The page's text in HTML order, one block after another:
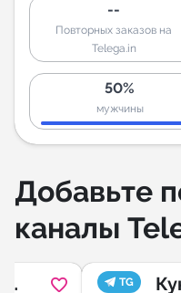
--
Повторных заказов на
Telega.in
50%
мужчины
Добавьте
каналы
TG